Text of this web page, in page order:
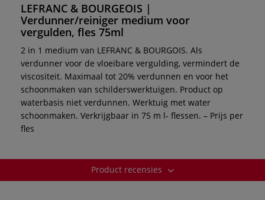
LEFRANC & BOURGEOIS |
Verdunner/reiniger medium voor
vergulden, fles 75ml
2 in 1 medium van LEFRANC & BOURGOIS. Als
verdunner voor de vloeibare vergulding, vermindert de
viscositeit. Maximaal tot 20% verdunnen en voor het
schoonmaken van schilderswerktuigen. Product op
waterbasis niet verdunnen. Werktuig met water
schoonmaken. Verkrijgbaar in 75 m l- flessen. – Prijs per
fles
Product recensies